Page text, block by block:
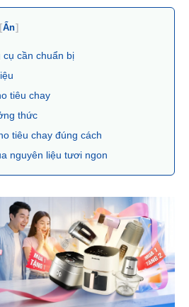
[Ẩn]
cụ cần chuẩn bị
tiêu chay
thức
tiêu chay đúng cách
nguyên liệu tươi ngon